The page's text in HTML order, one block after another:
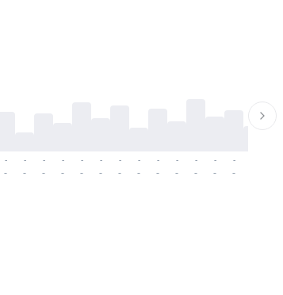
-
-
-
-
-
-
-
-
-
-
-
-
-
-
-
-
-
-
-
-
-
-
-
-
-
-